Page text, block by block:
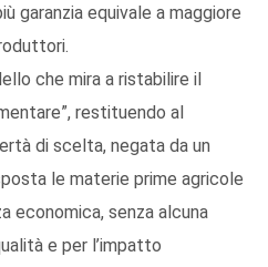
garanzia equivale a maggiore
che mira a ristabilire il
restituendo al
di scelta, negata da un
le materie prime agricole
economica, senza alcuna
e per l’impatto